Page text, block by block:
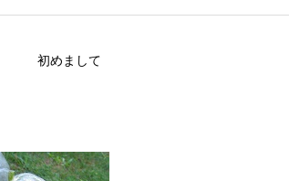
初めまして